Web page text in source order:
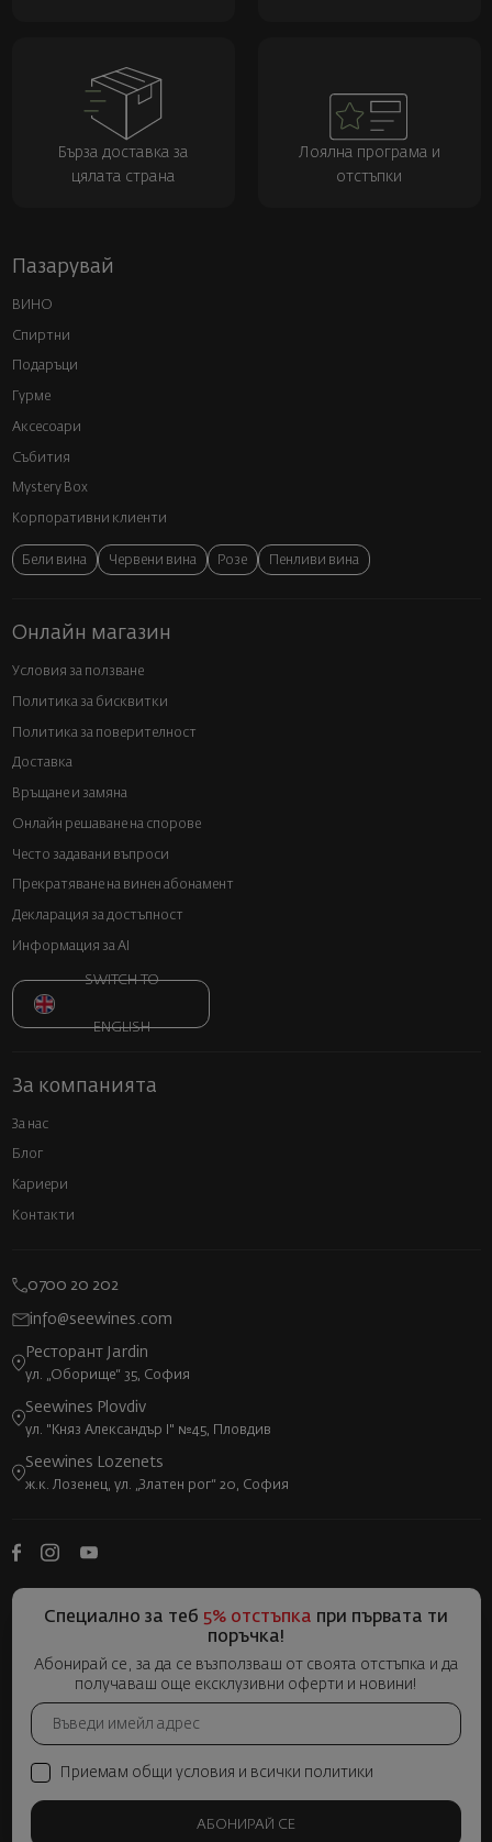
Бърза доставка за
цялата страна
Лоялна програма и
отстъпки
Пазарувай
ВИНО
Спиртни
Подаръци
Гурме
Аксесоари
Събития
Mystery Box
Корпоративни клиенти
Бели вина Червени вина Розе Пенливи вина
Онлайн магазин
Условия за ползване
Политика за бисквитки
Политика за поверителност
Доставка
Връщане и замяна
Онлайн решаване на спорове
Често задавани въпроси
Прекратяване на винен абонамент
Декларация за достъпност
Информация за AI
SWITCH TO
ENGLISH
За компанията
За нас
Блог
Кариери
Контакти
0700 20 202
info@seewines.com
Ресторант Jardin
ул. „Оборище“ 35, София
Seewines Plovdiv
ул. "Княз Александър I" №45, Пловдив
Seewines Lozenets
ж.к. Лозенец, ул. „Златен рог“ 20, София
Специално за теб 5% отстъпка при първата ти
поръчка!
Абонирай се, за да се възползваш от своята отстъпка и да
получаваш още ексклузивни оферти и новини!
Приемам общи условия и всички политики
АБОНИРАЙ СЕ